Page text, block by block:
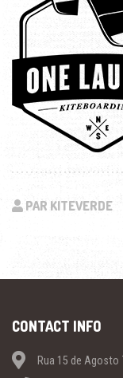
PAR KITEVERDE
CONTACT INFO
Rua 15 de Agosto